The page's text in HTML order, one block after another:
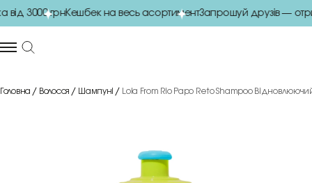
3000 грнКешбек на весь асортиментЗапрошуй друзів —
Головна Волосся Шампуні Lola From Rio Papo Reto Shampoo